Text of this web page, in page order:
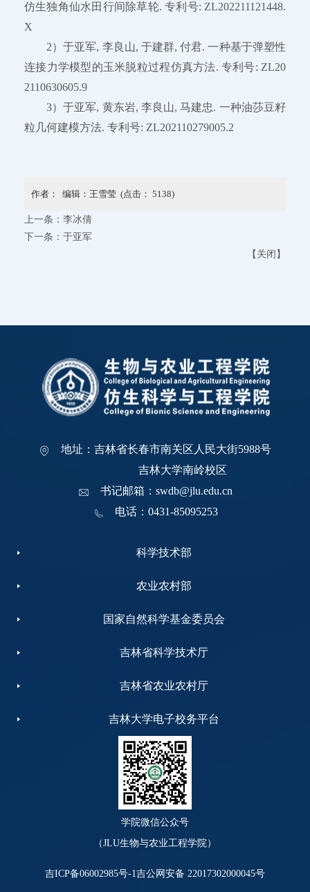
仿生独角仙水田行间除草轮. 专利号: ZL202211121448.
X
2）于亚军, 李良山, 于建群, 付君. 一种基于弹塑性
连接力学模型的玉米脱粒过程仿真方法. 专利号: ZL20
2110630605.9
3）于亚军, 黄东岩, 李良山, 马建忠. 一种油莎豆籽
粒几何建模方法. 专利号: ZL202110279005.2
作者： 编辑：王雪莹 (点击： 5138)
上一条： 李冰倩
下一条： 于亚军
【 关闭 】
地址：吉林省长春市南关区人民大街5988号
吉林大学南岭校区
书记邮箱：swdb@jlu.edu.cn
电话：0431-85095253
科学技术部
农业农村部
国家自然科学基金委员会
吉林省科学技术厅
吉林省农业农村厅
吉林大学电子校务平台
学院微信公众号
（JLU生物与农业工程学院）
吉ICP备06002985号-1吉公网安备 22017302000045号